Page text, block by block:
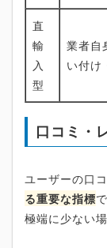
直
輸
入
型
業者自
い付け
口コミ・
ユーザーの口コ
る重要な指標
極端に少ない